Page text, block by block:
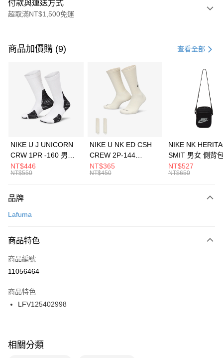
付款與運送方式
超取滿NT$1,500免運
信用卡一次付款
3 期 0 利率 每期 21家銀行
合作金庫商業銀行
第一商業銀行
華南商業銀行
彰化商業銀行
上海商業儲蓄銀行
元大商業銀行
台灣樂天信用卡公司
Apple Pay
全盈+PAY
AFTEE先享後付
【關於「AFTEE先享後付」】
便利好安心！
３．安心：先確認商品／服務後，再付款。
【「AFTEE先享後付」結帳流程】
１．於結帳方式選擇「AFTEE先享後付」後，將跳轉至「AFTEE先享後付」
２．訂單成立數日內，您將收到繳費通知簡訊。
３．收到繳費通知簡訊後14天內，點擊此簡訊中的連結，可透過四大超商／
ATM／網路銀行／等多元方式進行付款，方視為交易完成。
※ 交易是否成功請以「AFTEE先享後付 」之結帳頁面顯示為準，若有關於
是否繳費成功／繳費後需取消欲退款等相關疑問，請聯繫「AFTEE先享後付
運送方式
每筆NT$100，滿NT$1,500(含以上)免運費
宅配
每筆NT$100，滿NT$1,500(含以上)免運費
付款後門市自取
每筆NT$100，滿NT$1,500(含以上)免運費
商品加價購 (9) 查看全部
NIKE U J UNICORN
CRW 1PR -160 男女
中統襪 FZ3393100
NT$446
NT$550
NIKE U NK ED CSH
CREW 2P-144
EMBRDY 男女 短統襪
FZ3073133
NT$365
NT$450
NIKE NK
SMIT 男女 側背
BA5871010
NT$527
NT$650
品牌
Lafuma
商品特色
商品編號
11056464
商品特色
LFV125402998
相關分類